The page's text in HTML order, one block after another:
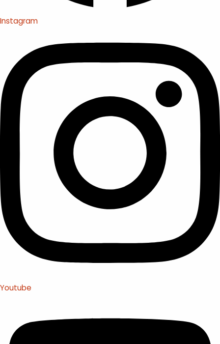
Instagram
Youtube